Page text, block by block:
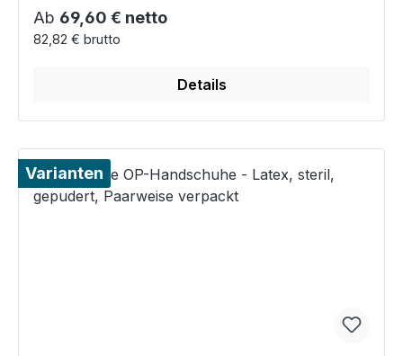
Regulärer Preis:
Ab 69,60 € netto
82,82 € brutto
Details
Varianten